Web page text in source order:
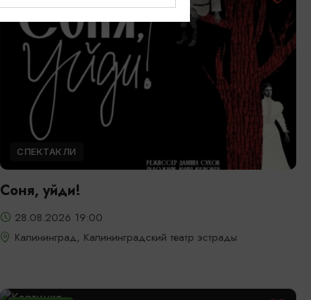
СПЕКТАКЛИ
Соня, уйди!
28.08.2026 19:00
Калининград, Калининградский театр эстрады